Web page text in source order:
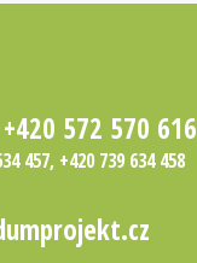
+420 572 570 616
457, +420 739 634 458